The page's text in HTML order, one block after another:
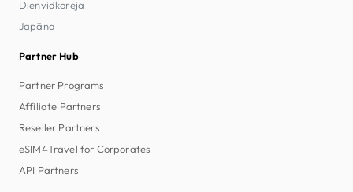
Dienvidkoreja
Japāna
Partner Hub
Partner Programs
Affiliate Partners
Reseller Partners
eSIM4Travel for Corporates
API Partners